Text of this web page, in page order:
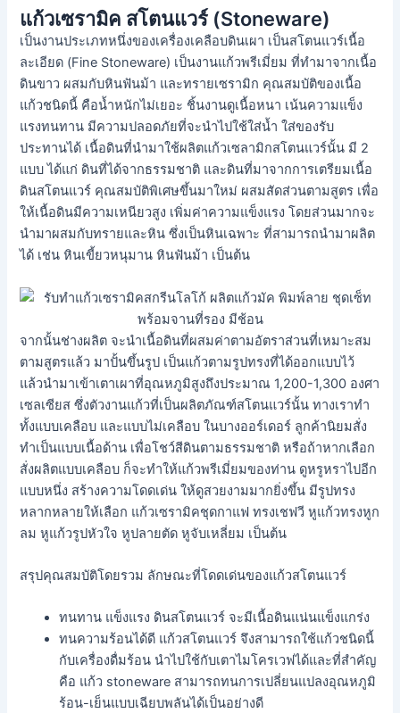
แก้วเซรามิค สโตนแวร์ (Stoneware)
เป็นงานประเภทหนึ่งของเครื่องเคลือบดินเผา เป็นสโตนแวร์เนื้อ
ละเอียด (Fine Stoneware) เป็นงานแก้วพรีเมี่ยม ที่ทำมาจากเนื้อ
ดินขาว ผสมกับหินฟันม้า และทรายเซรามิก คุณสมบัติของเนื้อ
แก้วชนิดนี้ คือน้ำหนักไม่เยอะ ชิ้นงานดูเนื้อหนา เน้นความแข็ง
แรงทนทาน มีความปลอดภัยที่จะนำไปใช้ใส่น้ำ ใส่ของรับ
ประทานได้ เนื้อดินที่นำมาใช้ผลิตแก้วเซลามิกสโตนแวร์นั้น มี 2
แบบ ได้แก่ ดินที่ได้จากธรรมชาติ และดินที่มาจากการเตรียมเนื้อ
ดินสโตนแวร์ คุณสมบัติพิเศษขึ้นมาใหม่ ผสมสัดส่วนตามสูตร เพื่อ
ให้เนื้อดินมีความเหนียวสูง เพิ่มค่าความแข็งแรง โดยส่วนมากจะ
นำมาผสมกับทรายและหิน ซึ่งเป็นหินเฉพาะ ที่สามารถนำมาผลิต
ได้ เช่น หินเขี้ยวหนุมาน หินฟันม้า เป็นต้น
จากนั้นช่างผลิต จะนำเนื้อดินที่ผสมค่าตามอัตราส่วนที่เหมาะสม
ตามสูตรแล้ว มาปั้นขึ้นรูป เป็นแก้วตามรูปทรงที่ได้ออกแบบไว้
แล้วนำมาเข้าเตาเผาที่อุณหภูมิสูงถึงประมาณ 1,200-1,300 องศา
เซลเซียส ซึ่งตัวงานแก้วที่เป็นผลิตภัณฑ์สโตนแวร์นั้น ทางเราทำ
ทั้งแบบเคลือบ และแบบไม่เคลือบ ในบางออร์เดอร์ ลูกค้านิยมสั่ง
ทำเป็นแบบเนื้อด้าน เพื่อโชว์สีดินตามธรรมชาติ หรือถ้าหากเลือก
สั่งผลิตแบบเคลือบ ก็จะทำให้แก้วพรีเมี่ยมของท่าน ดูหรูหราไปอีก
แบบหนึ่ง สร้างความโดดเด่น ให้ดูสวยงามมากยิ่งขึ้น มีรูปทรง
หลากหลายให้เลือก แก้วเซรามิคชุดกาแฟ ทรงเชฟวี หูแก้วทรงหูก
ลม หูแก้วรูปหัวใจ หูปลายตัด หูจับเหลี่ยม เป็นต้น
สรุปคุณสมบัติโดยรวม ลักษณะที่โดดเด่นของแก้วสโตนแวร์
ทนทาน แข็งแรง ดินสโตนแวร์ จะมีเนื้อดินแน่นแข็งแกร่ง
ทนความร้อนได้ดี แก้วสโตนแวร์ จึงสามารถใช้แก้วชนิดนี้
กับเครื่องดื่มร้อน นำไปใช้กับเตาไมโครเวฟได้และที่สำคัญ
คือ แก้ว stoneware สามารถทนการเปลี่ยนแปลงอุณหภูมิ
ร้อน-เย็นแบบเฉียบพลันได้เป็นอย่างดี